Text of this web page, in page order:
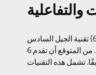
والتفاعلية
تقنية الجيل السادس (6G) تتضمن مجموعة من الابتكارات التكنولوجية التي تهدف إلى تحسين سرعة البيانات والتفاعلية بشكل
غير مسبوق. من المتوقع أن تقدم 6G سرعات تفوق الجيل الخامس (5G) بمعدل كبير، مما سيتيح استخدامات جديدة لم تكن